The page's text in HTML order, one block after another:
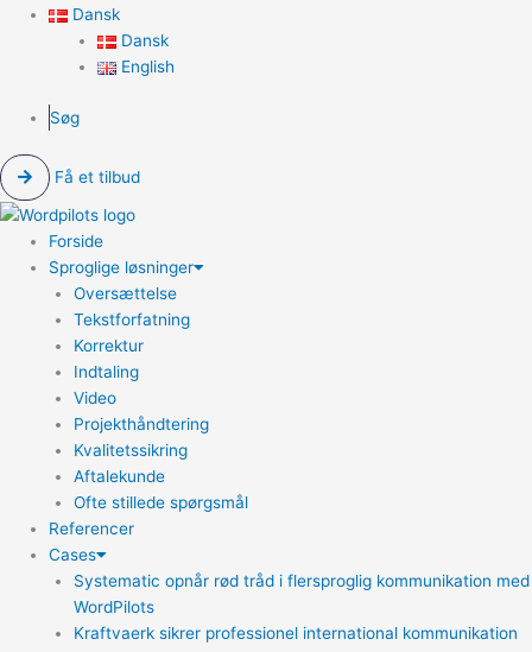
Dansk
Dansk
English
Søg
Få et tilbud
Forside
Sproglige løsninger
Oversættelse
Tekstforfatning
Korrektur
Indtaling
Video
Projekthåndtering
Kvalitetssikring
Aftalekunde
Ofte stillede spørgsmål
Referencer
Cases
Systematic opnår rød tråd i flersproglig kommunikation med
WordPilots
Kraftvaerk sikrer professionel international kommunikation